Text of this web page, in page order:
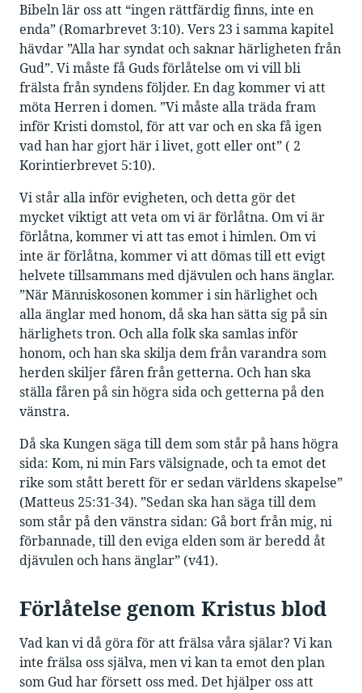
Bibeln lär oss att “ingen rättfärdig finns, inte en
enda” (Romarbrevet 3:10). Vers 23 i samma kapitel
hävdar ”Alla har syndat och saknar härligheten från
Gud”. Vi måste få Guds förlåtelse om vi vill bli
frälsta från syndens följder. En dag kommer vi att
möta Herren i domen. ”Vi måste alla träda fram
inför Kristi domstol, för att var och en ska få igen
vad han har gjort här i livet, gott eller ont” ( 2
Korintierbrevet 5:10).
Vi står alla inför evigheten, och detta gör det
mycket viktigt att veta om vi är förlåtna. Om vi är
förlåtna, kommer vi att tas emot i himlen. Om vi
inte är förlåtna, kommer vi att dömas till ett evigt
helvete tillsammans med djävulen och hans änglar.
”När Människosonen kommer i sin härlighet och
alla änglar med honom, då ska han sätta sig på sin
härlighets tron. Och alla folk ska samlas inför
honom, och han ska skilja dem från varandra som
herden skiljer fåren från getterna. Och han ska
ställa fåren på sin högra sida och getterna på den
vänstra.
Då ska Kungen säga till dem som står på hans högra
sida: Kom, ni min Fars välsignade, och ta emot det
rike som stått berett för er sedan världens skapelse”
(Matteus 25:31-34). ”Sedan ska han säga till dem
som står på den vänstra sidan: Gå bort från mig, ni
förbannade, till den eviga elden som är beredd åt
djävulen och hans änglar” (v41).
Förlåtelse genom Kristus blod
Vad kan vi då göra för att frälsa våra själar? Vi kan
inte frälsa oss själva, men vi kan ta emot den plan
som Gud har försett oss med. Det hjälper oss att